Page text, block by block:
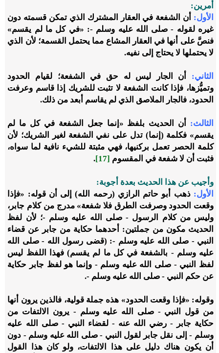
أمرين:
الأول: أن الشفعة في العقار المشترك الذي تمكن قسمته دون
غيره لقوله - صلى الله عليه وسلم -: «في كل ما لم يقسم»
فنصَّ على أنها في العقار المشاع مما يحتمل القسمة؛ لأن الذي
لا يحتملها لا يحتاج إلى نفيه.
الثاني:
أن الجار ليس له حق في الشفعة؛ لقيام الحدود
وتميُّزها، فإذا كانت الشفعة لا تثبت للشريك إذا قاسم وعرفت
الحدود، فالجار الملاصق الذي لم يقاسم أبعد من ذلك.
الثالث:
أن الحديث بلفظ «إنما جعل الشفعة في كل ما لم
يقسم» فكلمة (إنما) تدل على نفي الشفعة لغير الشريك؛ لأن
كلمة الحصر تعمل بركنيها، فهي مثبتة للشيء نافية لما سواه،
فثبت أن لا شفعة في المقسوم [17]
.
وأجيب عن هذا الحديث بعدة أجوبة:
الأول:ذهب أبو حاتم الرازي (رحمه الله) إلى أن قوله: «فإذا
وقعت الحدود وصرفت الطرق فلا شفعة» مدرج من كلام جابر،
وليس من كلام الرسول - صلى الله عليه وسلم -؛ لأن لفظ
الحديث مكون من جملتين: أحدهما حكاية من جابر عن قضاء
النبي - صلى الله عليه وسلم -: (قضى رسول الله - صلى الله
عليه وسلم - بالشفعة في كل ما لم يقسم) فهذا اللفظ ليس
لفظ النبي - صلى الله عليه وسلم - وإنما هو لفظ جابر حكاية
عن حكم النبي - صلى الله عليه وسلم -.
وقوله: «فإذا وقعت الحدود» هذه جملة قولية، فالذين يرون أنها
من قول النبي - صلى الله عليه وسلم - يرون الالتفات من
حكاية جابر - رضي الله عنه - لقضاء النبي - صلى الله عليه
وسلم - إلى نقل جابر لقول النبي - صلى الله عليه وسلم - دون
أن يكون هناك دليل على هذا الالتفات، ولو كان هذا القول